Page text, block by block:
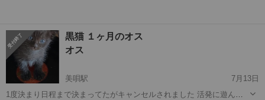
黒猫 １ヶ月のオス
オス
美唄駅
7月13日
1度決まり日程まで決まってたがキャンセルされました 活発に遊んで